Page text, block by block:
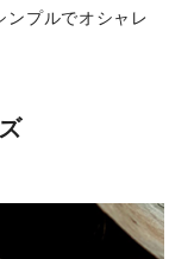
ンプルでオシャレ